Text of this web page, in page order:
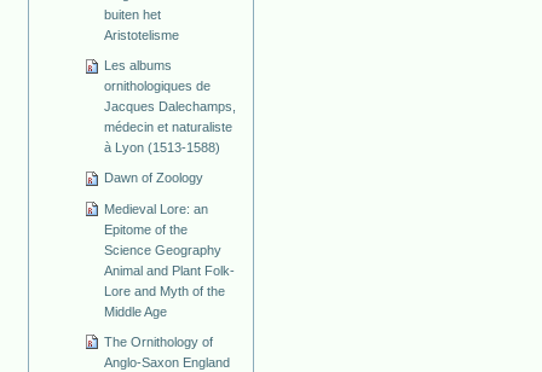
buiten het
Aristotelisme
Les albums
ornithologiques de
Jacques Dalechamps,
médecin et naturaliste
à Lyon (1513-1588)
Dawn of Zoology
Medieval Lore: an
Epitome of the
Science Geography
Animal and Plant Folk-
Lore and Myth of the
Middle Age
The Ornithology of
Anglo-Saxon England